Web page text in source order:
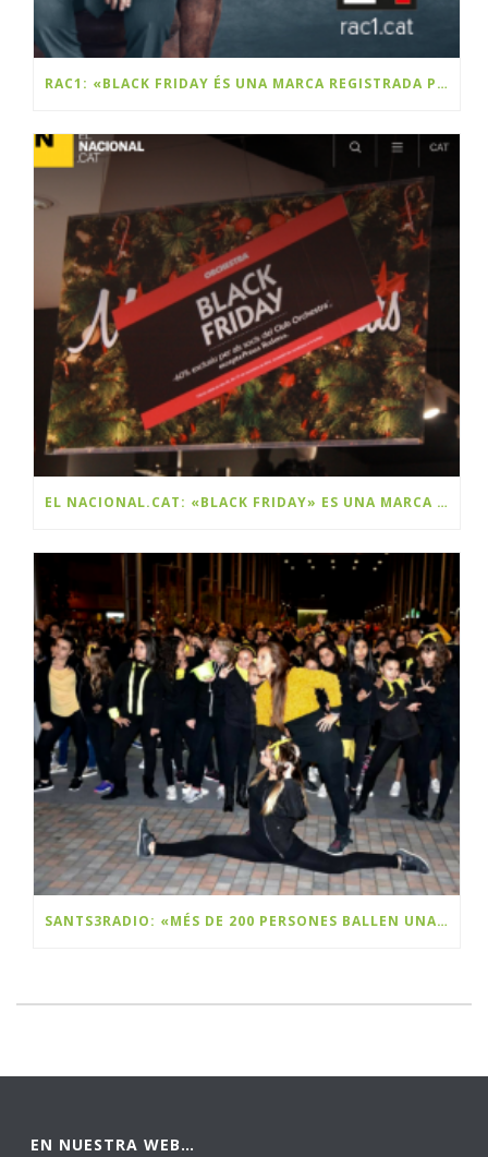
RAC1: «BLACK FRIDAY ÉS UNA MARCA REGISTRADA PER UNA EMPRESA CATALANA»
EL NACIONAL.CAT: «BLACK FRIDAY» ES UNA MARCA Y ES CATALANA
SANTS3RADIO: «MÉS DE 200 PERSONES BALLEN UNA FLASHMOB A SANTS PER CELEBRAR EL BLACK FRIDAY»
EN NUESTRA WEB…